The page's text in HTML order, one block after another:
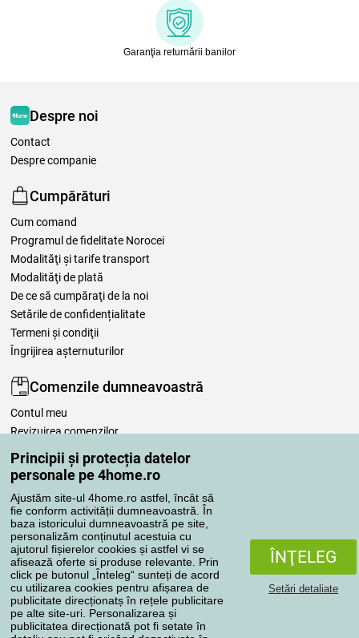
Principii și protecția datelor
personale pe 4home.ro
Ajustăm site-ul 4home.ro astfel, încât să
fie conform activității dumneavoastră. În
baza istoricului dumneavoastră pe site,
personalizăm conținutul acestuia cu
ajutorul fișierelor cookies și astfel vi se
afisează oferte si produse relevante. Prin
click pe butonul „Înteleg“ sunteți de acord
cu utilizarea cookies pentru afișarea de
publicitate direcționatș în rețele publicitare
pe alte site-uri. Personalizarea și
publicitatea direcționată pot fi setate în
ÎNŢELEG
Setări detaliate
Garanţia returnării banilor
Despre noi
Contact
Despre companie
Cumpărături
Cum comand
Programul de fidelitate Norocei
Modalităţi şi tarife transport
Modalităţi de plată
De ce să cumpăraţi de la noi
Setările de confidențialitate
Termeni şi condiţii
Îngrijirea așternuturilor
Comenzile dumneavoastră
Contul meu
Revizuirea comenzilor
Reclamaţii
Retragere de la contract
Regulile de procesare a recenziilor
Metode de transport
Metode de plată